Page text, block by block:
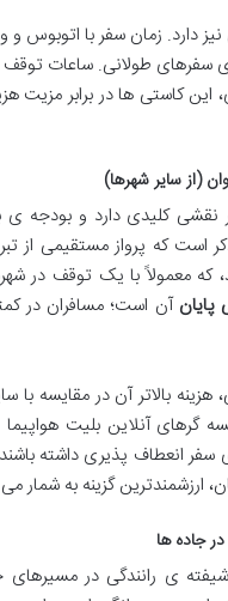
دارد. زمان سفر با اتوبوس
طولانی. ساعات توقف
این کاستی ها در برابر مزیت
(از سایر شهرها)
نقشی کلیدی دارد و
است که پرواز مستقیمی از
که معمولاً با یک توقف در
پایان آن است؛ مسافران در
بالاتر آن در مقایسه
گرهای آنلاین بلیت
سفر انعطاف پذیری داشته
گزینه به شمار می
جاده ها
شیفته ی رانندگی در